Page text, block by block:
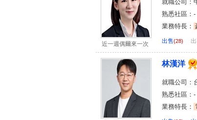
近一週偶爾來一次
就職公司：
熟悉社區：-
業務特長：
出售(28)
林漢洋
就職公司：
熟悉社區：-
業務特長：